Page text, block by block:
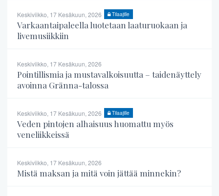
Keskiviikko, 17 Kesäkuun, 2026 Tilaajille
Varkaantaipaleella luotetaan laaturuokaan ja
livemusiikkiin
Keskiviikko, 17 Kesäkuun, 2026
Pointillismia ja mustavalkoisuutta – taidenäyttely
avoinna Gränna-talossa
Keskiviikko, 17 Kesäkuun, 2026 Tilaajille
Veden pintojen alhaisuus huomattu myös
veneliikkeissä
Keskiviikko, 17 Kesäkuun, 2026
Mistä maksan ja mitä voin jättää minnekin?